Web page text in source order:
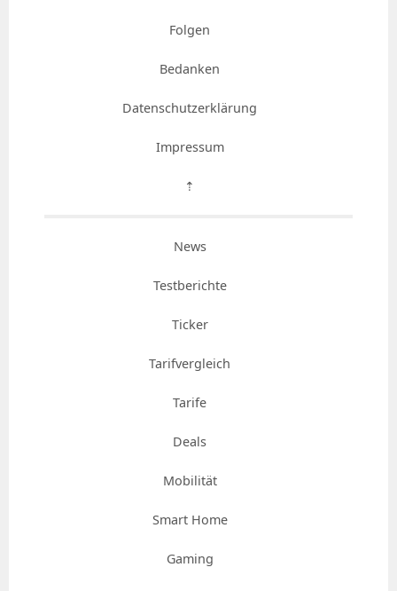
Folgen
Bedanken
Datenschutzerklärung
Impressum
⇡
News
Testberichte
Ticker
Tarifvergleich
Tarife
Deals
Mobilität
Smart Home
Gaming